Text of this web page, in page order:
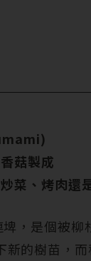
菇製成
菜、烤肉還
，是個被
的樹苗，